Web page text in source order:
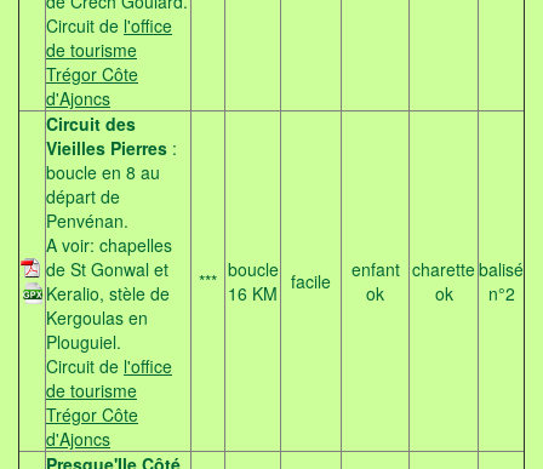
Circuit de l'office
de tourisme
Trégor Côte
d'Ajoncs
Circuit des
Vieilles Pierres :
boucle en 8 au
départ de
Penvénan.
A voir: chapelles
de St Gonwal et
Keralio, stèle de
Kergoulas en
Plouguiel.
Circuit de l'office
de tourisme
Trégor Côte
d'Ajoncs
*** boucle
16 KM facile
enfant
ok
charette
ok
balisé
n°2